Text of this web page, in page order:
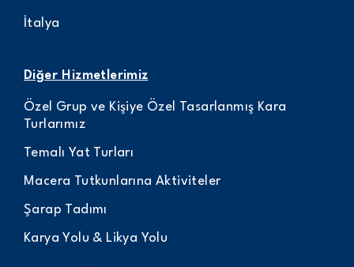
İtalya
Diğer Hizmetlerimiz
Özel Grup ve Kişiye Özel Tasarlanmış Kara
Turlarımız
Temalı Yat Turları
Macera Tutkunlarına Aktiviteler
Şarap Tadımı
Karya Yolu & Likya Yolu